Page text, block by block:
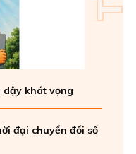
dậy khát vọng
đại chuyển đổi số